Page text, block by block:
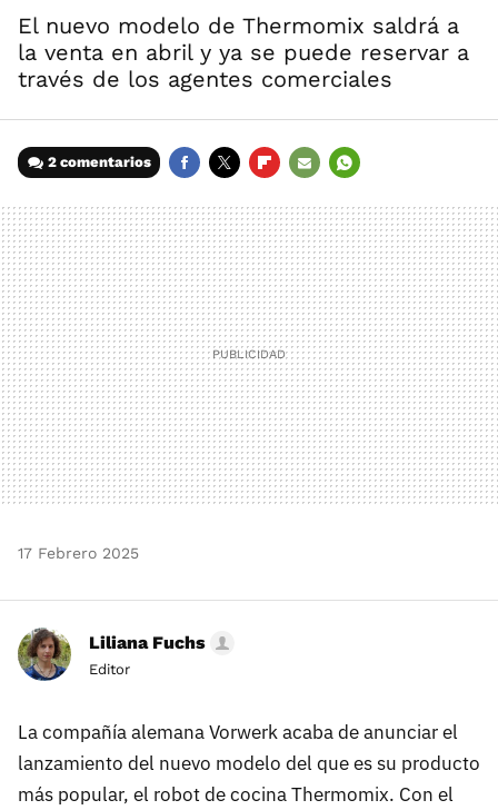
El nuevo modelo de Thermomix saldrá a
la venta en abril y ya se puede reservar a
través de los agentes comerciales
2 comentarios
MAIL
17 Febrero 2025
Liliana Fuchs
Editor
La compañía alemana Vorwerk acaba de anunciar el
lanzamiento del nuevo modelo del que es su producto
más popular, el robot de cocina Thermomix. Con el